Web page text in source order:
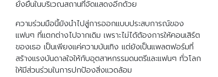
ยั่งยืนในบริเวณสถานที่จัดแสดงอีกด้วย
ความร่วมมือนี้ยังนำไปสู่การออกแบบประสบการณ์ของ
แฟนๆ ที่แตกต่างไปจากเดิม เพราะไม่ได้ต้องการให้คอนเสิร์ต
ของเธอ เป็นเพียงแค่ความบันเทิง แต่ยังเป็นแพลตฟอร์มที่
สร้างแรงบันดาลใจให้กับอุตสาหกรรมดนตรีและแฟนๆ ทั่วโลก
ให้มีส่วนร่วมในการปกป้องสิ่งแวดล้อม